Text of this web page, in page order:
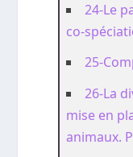
24-Le
co-
25-
26-La
mise en
animaux.